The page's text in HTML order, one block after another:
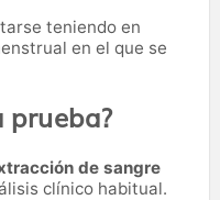
teniendo en
en el que se
prueba?
de sangre
clínico habitual.